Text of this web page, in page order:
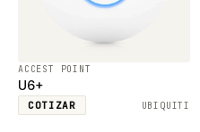
ACCEST POINT
U6+
COTIZAR UBIQUITI